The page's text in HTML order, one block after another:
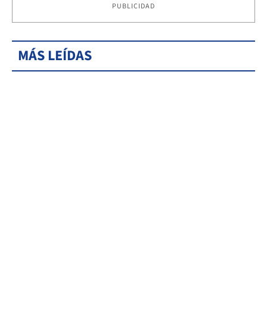
PUBLICIDAD
MÁS LEÍDAS